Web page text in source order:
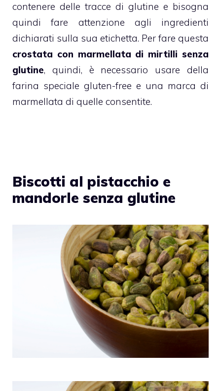
contenere delle tracce di glutine e bisogna
quindi fare attenzione agli ingredienti
dichiarati sulla sua etichetta. Per fare questa
crostata con marmellata di mirtilli senza
glutine, quindi, è necessario usare della
farina speciale gluten-free e una marca di
marmellata di quelle consentite.
Biscotti al pistacchio e
mandorle senza glutine